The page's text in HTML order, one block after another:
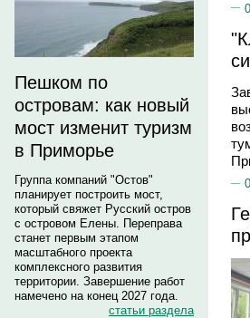
Пешком по
островам: как новый
мост изменит туризм
в Приморье
Группа компаний "Остов"
планирует построить мост,
который свяжет Русский остров
с островом Елены. Переправа
станет первым этапом
масштабного проекта
комплексного развития
территории. Завершение работ
намечено на конец 2027 года.
статьи раздела